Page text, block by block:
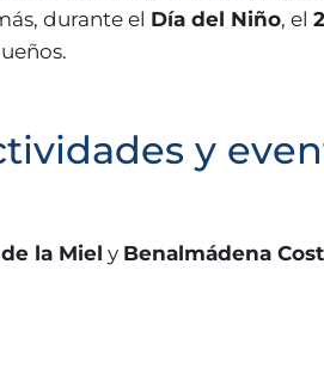
durante el Día del Niño, el
y
la Miel y Benalmádena